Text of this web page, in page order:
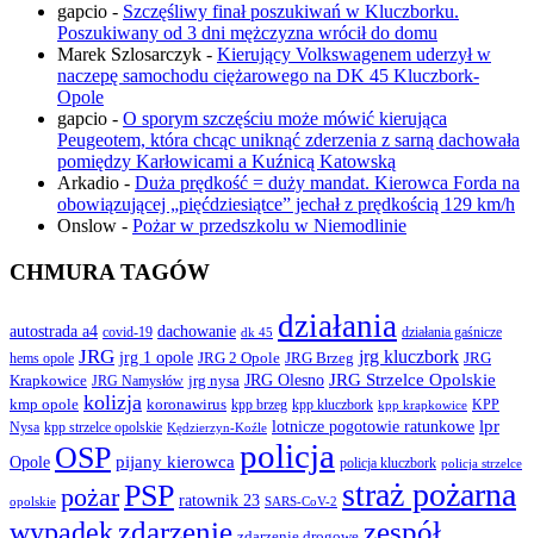
gapcio - Szczęśliwy finał poszukiwań w Kluczborku.
Poszukiwany od 3 dni mężczyzna wrócił do domu
Marek Szlosarczyk - Kierujący Volkswagenem uderzył w
naczepę samochodu ciężarowego na DK 45 Kluczbork-
Opole
gapcio - O sporym szczęściu może mówić kierująca
Peugeotem, która chcąc uniknąć zderzenia z sarną dachowała
pomiędzy Karłowicami a Kuźnicą Katowską
Arkadio - Duża prędkość = duży mandat. Kierowca Forda na
obowiązującej „pięćdziesiątce” jechał z prędkością 129 km/h
Onslow - Pożar w przedszkolu w Niemodlinie
CHMURA TAGÓW
autostrada a4 covid-19 dachowanie dk 45 działania działania gaśnicze
hems opole JRG jrg 1 opole JRG 2 Opole JRG Brzeg jrg kluczbork JRG
Krapkowice JRG Namysłów jrg nysa JRG Olesno JRG Strzelce Opolskie
kmp opole kolizja koronawirus kpp brzeg kpp kluczbork kpp krapkowice KPP
Nysa kpp strzelce opolskie Kędzierzyn-Koźle lotnicze pogotowie ratunkowe lpr
Opole OSP pijany kierowca policja policja kluczbork policja strzelce
opolskie pożarPSP ratownik 23 SARS-CoV-2 straż pożarna
wypadek zespół